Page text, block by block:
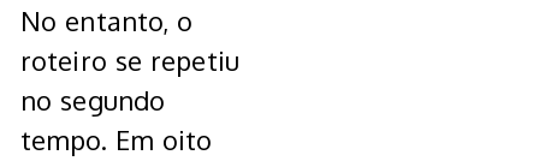
No entanto, o
roteiro se repetiu
no segundo
tempo. Em oito